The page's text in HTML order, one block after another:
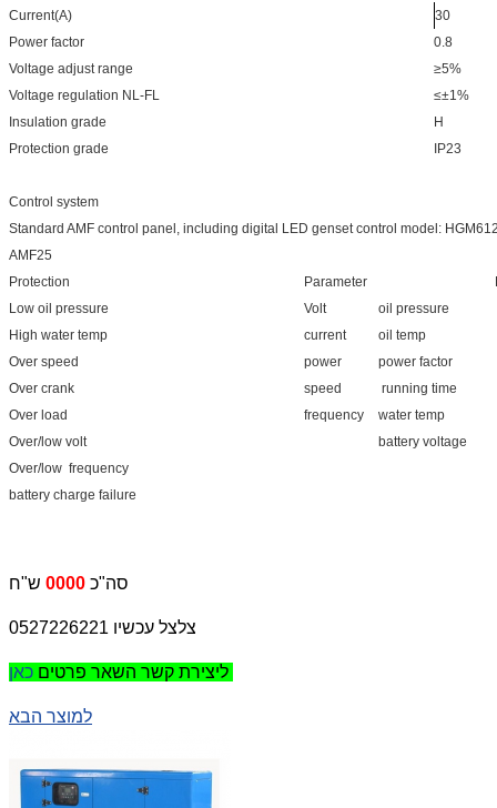
Current(A)
30
Power factor
0.8
Voltage adjust range
≥5%
Voltage regulation NL-FL
≤±1%
Insulation grade
H
Protection grade
IP23
Control system
Standard AMF control panel, including digital LED genset control model:
AMF25
Protection
Parameter
Low oil pressure
Volt
oil pressure
High water temp
current
oil temp
Over speed
power
power factor
Over crank
speed
running time
Over load
frequency
water temp
Over/low volt
battery voltage
Over/low frequency
battery charge failure
סה"כ 0000
ליצירת קשר השאר פרטים
למוצר הבא